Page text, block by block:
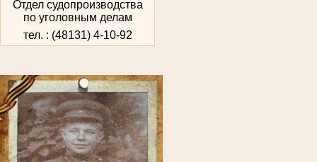
Отдел судопроизводства
по уголовным делам
тел. : (48131) 4-10-92